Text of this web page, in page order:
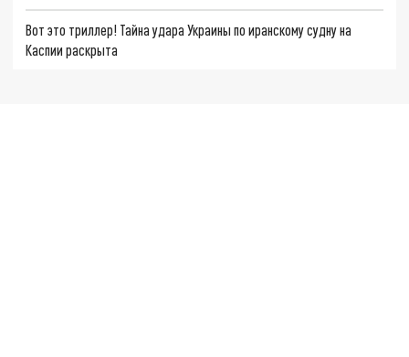
Вот это триллер! Тайна удара Украины по иранскому судну на
Каспии раскрыта